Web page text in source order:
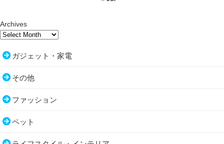
Archives
ガジェット・家電
その他
ファッション
ペット